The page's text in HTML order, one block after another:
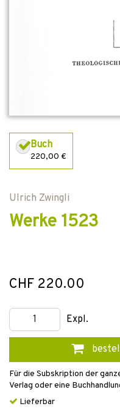
Buch
220,00 €
Ulrich Zwingli
Werke 1523
CHF 220.00
Expl.
Für die Subskription der
Verlag oder eine
Lieferbar